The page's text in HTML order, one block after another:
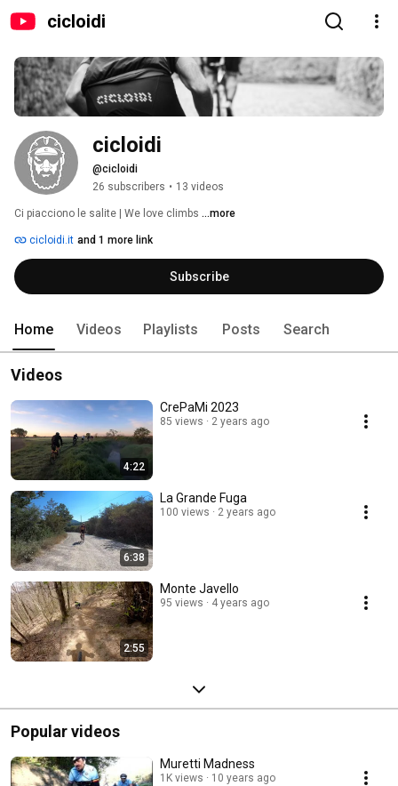
cicloidi
cicloidi
@cicloidi
26 subscribers • 13 videos
Ci piacciono le salite | We love climbs ...more
cicloidi.it and 1 more link
Subscribe
Home Videos Playlists Posts Search
Videos
4:22
CrePaMi 2023
85 views 2 years ago
6:38
La Grande Fuga
100 views 2 years ago
2:55
Monte Javello
95 views 4 years ago
Popular videos
Muretti Madness
1K views 10 years ago